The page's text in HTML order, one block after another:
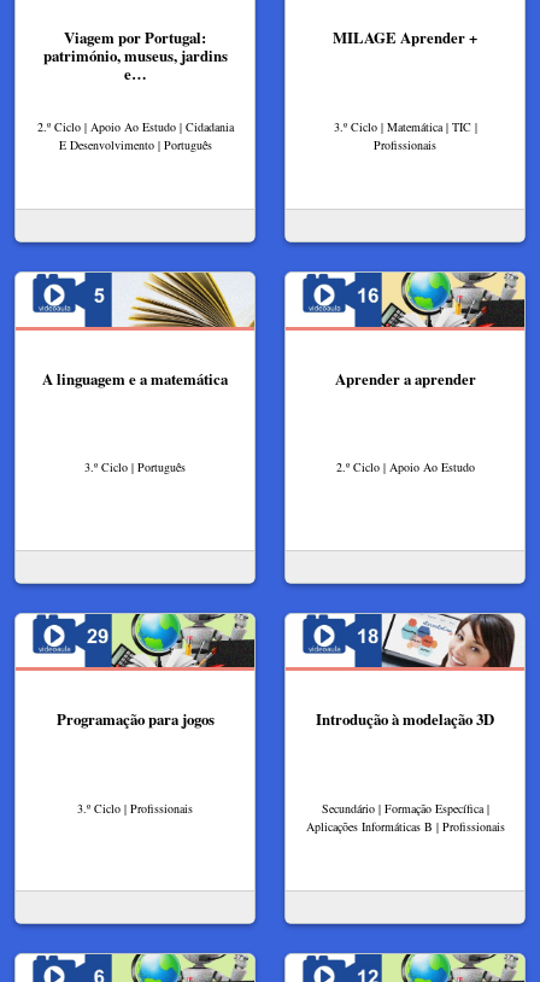
Viagem por Portugal:
património, museus, jardins
e…
2.º Ciclo | Apoio Ao Estudo | Cidadania
E Desenvolvimento | Português
MILAGE Aprender +
3.º Ciclo | Matemática | TIC |
Profissionais
A linguagem e a matemática
3.º Ciclo | Português
Aprender a aprender
2.º Ciclo | Apoio Ao Estudo
Programação para jogos
3.º Ciclo | Profissionais
Introdução à modelação 3D
Secundário | Formação Específica |
Aplicações Informáticas B | Profissionais